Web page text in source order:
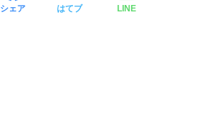
シェア はてブ LINE